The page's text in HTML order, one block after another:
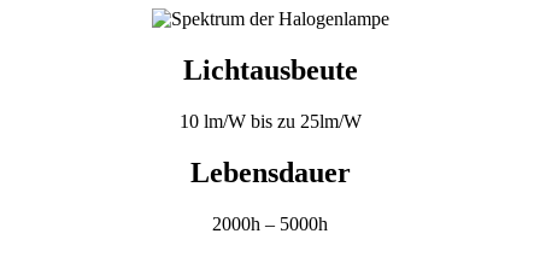
Lichtausbeute
10 lm/W bis zu 25lm/W
Lebensdauer
2000h – 5000h